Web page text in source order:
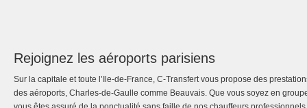
Rejoignez les aéroports parisiens
Sur la capitale et toute l’Ile-de-France, C-Transfert vous propose des
des aéroports, Charles-de-Gaulle comme Beauvais. Que vous soyez en